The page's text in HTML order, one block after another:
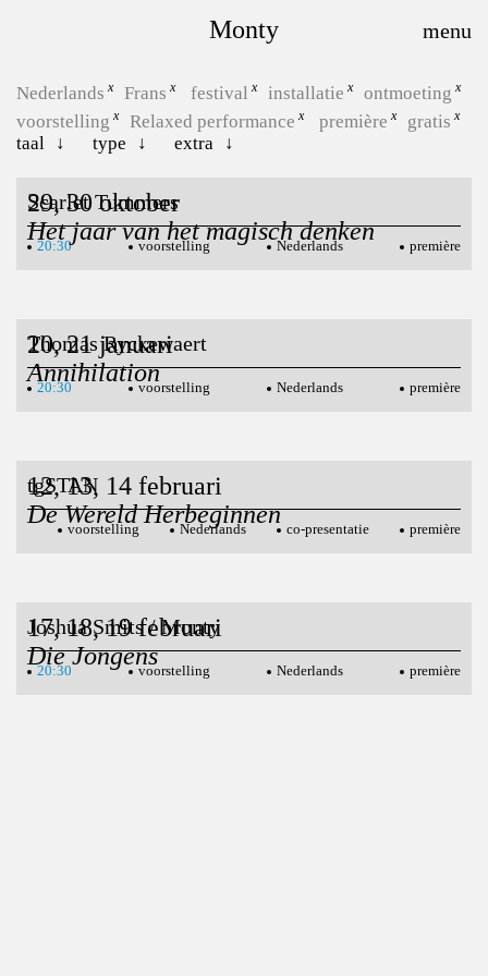
Monty
Nederlands Frans festival installatie
ontmoeting
voorstelling
Relaxed performance première
gratis
taal
type extra
29, 30 oktober
Het jaar van het magisch denken
Scarlet Tummers
20:30 voorstelling Nederlands première
20, 21 januari
Annihilation
Thomas Ryckewaert
20:30 voorstelling Nederlands première
12, 13, 14 februari
De Wereld Herbeginnen
tgSTAN
voorstelling Nederlands co-presentatie première
17, 18, 19 februari
Die Jongens
Joshua Smits / Monty
20:30 voorstelling Nederlands première